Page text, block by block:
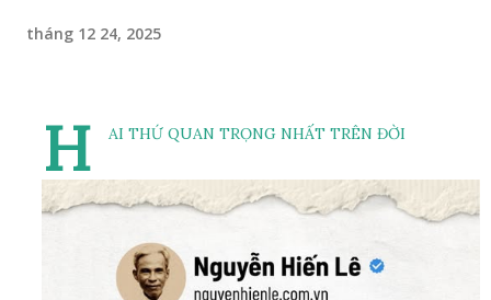
tháng 12 24, 2025
H AI THỨ QUAN TRỌNG NHẤT TRÊN ĐỜI